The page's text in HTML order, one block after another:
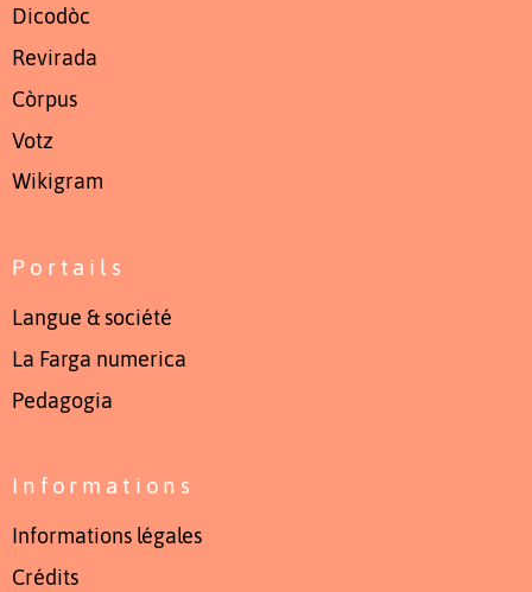
Dicodòc
Revirada
Còrpus
Votz
Wikigram
Portails
Langue & société
La Farga numerica
Pedagogia
Informations
Informations légales
Crédits